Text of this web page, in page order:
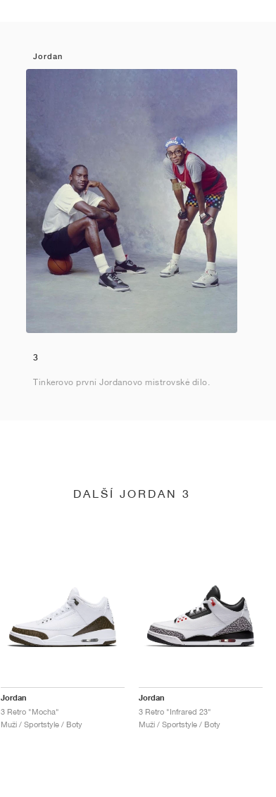
Jordan
3
Tinkerovo první Jordanovo mistrovské dílo.
DALŠÍ JORDAN 3
Jordan
3 Retro "Mocha"
Muži / Sportstyle / Boty
Jordan
3 Retro "Infrared 23"
Muži / Sportstyle / Boty